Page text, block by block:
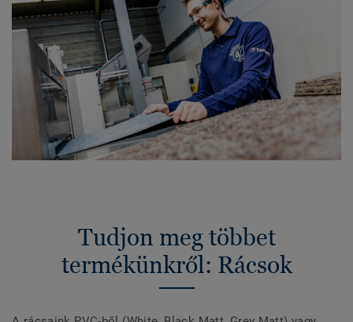
Tudjon meg többet
termékünkről: Rácsok